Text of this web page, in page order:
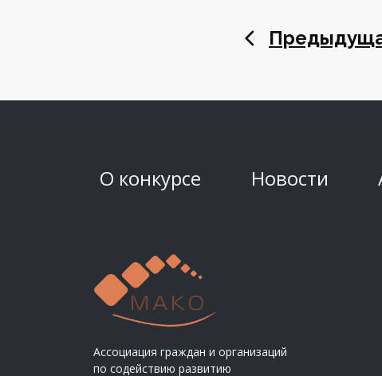
О конкурсе Новости
Ассоциация граждан и организаций
по содействию развитию